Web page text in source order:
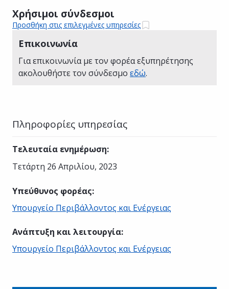
Χρήσιμοι σύνδεσμοι
Προσθήκη στις επιλεγμένες υπηρεσίες
Επικοινωνία
Για επικοινωνία με τον φορέα εξυπηρέτησης
ακολουθήστε τον σύνδεσμο εδώ.
Πληροφορίες υπηρεσίας
Τελευταία ενημέρωση:
Τετάρτη 26 Απριλίου, 2023
Υπεύθυνος φορέας:
Υπουργείο Περιβάλλοντος και Ενέργειας
Ανάπτυξη και λειτουργία:
Υπουργείο Περιβάλλοντος και Ενέργειας